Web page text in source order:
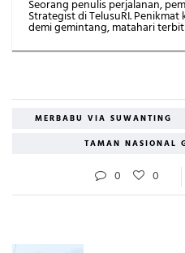
Seorang penulis perjalanan,
Strategist di TelusuRI.
demi gemintang, matahari
MERBABU VIA SUWANTING
TAMAN NASIONAL
0 0